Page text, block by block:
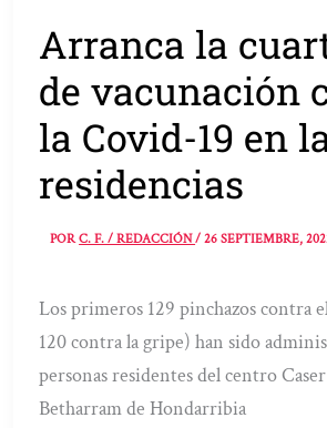
Arranca la
de vacunación
la Covid-19 en
residencias
PORC. F. / REDACCIÓN/26 SEPTIEMBRE,
Los primeros 129 pinchazos contra
120 contra la gripe) han sido
personas residentes del centro
Betharram de Hondarribia